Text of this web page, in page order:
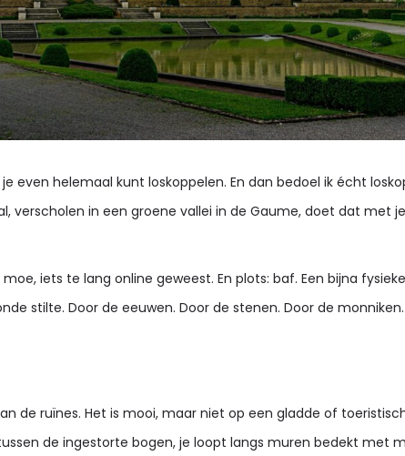
even helemaal kunt loskoppelen. En dan bedoel ik écht
verscholen in een groene vallei in de Gaume, doet dat met
iets te lang online geweest. En plots: baf. Een bijna
stilte. Door de eeuwen. Door de stenen. Door de
de ruïnes. Het is mooi, maar niet op een gladde of
de ingestorte bogen, je loopt langs muren bedekt met